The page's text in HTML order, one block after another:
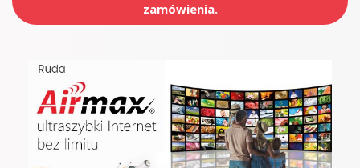
zamówienia.